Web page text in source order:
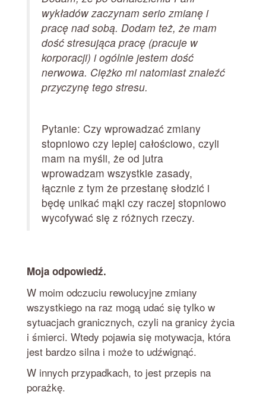
wykładów zaczynam serio zmianę i
pracę nad sobą. Dodam też, że mam
dość stresująca pracę (pracuje w
korporacji) i ogólnie jestem dość
nerwowa. Ciężko mi natomiast znaleźć
przyczynę tego stresu.
Pytanie: Czy wprowadzać zmiany
stopniowo czy lepiej całościowo, czyli
mam na myśli, że od jutra
wprowadzam wszystkie zasady,
łącznie z tym że przestanę słodzić i
będę unikać mąki czy raczej stopniowo
wycofywać się z różnych rzeczy.
Moja odpowiedź.
W moim odczuciu rewolucyjne zmiany
wszystkiego na raz mogą udać się tylko w
sytuacjach granicznych, czyli na granicy życia
i śmierci. Wtedy pojawia się motywacja, która
jest bardzo silna i może to udźwignąć.
W innych przypadkach, to jest przepis na
porażkę.